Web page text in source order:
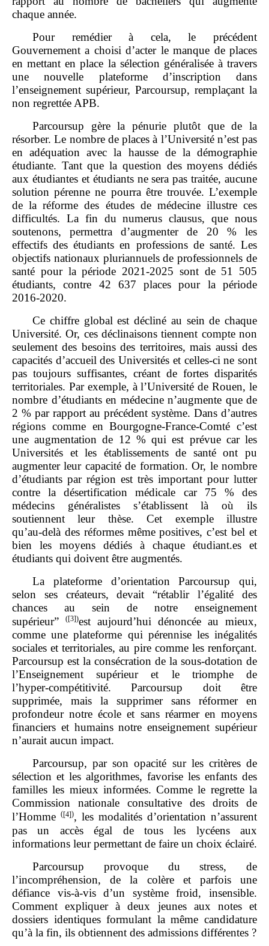
chaque année.
Pour remédier à cela, le précédent
Gouvernement a choisi d’acter le manque de places
en mettant en place la sélection généralisée à travers
une nouvelle plateforme d’inscription dans
l’enseignement supérieur, Parcoursup, remplaçant la
non regrettée APB.
Parcoursup gère la pénurie plutôt que de la
résorber. Le nombre de places à l’Université n’est pas
en adéquation avec la hausse de la démographie
étudiante. Tant que la question des moyens dédiés
aux étudiantes et étudiants ne sera pas traitée, aucune
solution pérenne ne pourra être trouvée. L’exemple
de la réforme des études de médecine illustre ces
difficultés. La fin du numerus clausus, que nous
soutenons, permettra d’augmenter de 20 % les
effectifs des étudiants en professions de santé. Les
objectifs nationaux pluriannuels de professionnels de
santé pour la période 2021‑2025 sont de 51 505
étudiants, contre 42 637 places pour la période
2016‑2020.
Ce chiffre global est décliné au sein de chaque
Université. Or, ces déclinaisons tiennent compte non
seulement des besoins des territoires, mais aussi des
capacités d’accueil des Universités et celles‑ci ne sont
pas toujours suffisantes, créant de fortes disparités
territoriales. Par exemple, à l’Université de Rouen, le
nombre d’étudiants en médecine n’augmente que de
2 % par rapport au précédent système. Dans d’autres
régions comme en Bourgogne‑France‑Comté c’est
une augmentation de 12 % qui est prévue car les
Universités et les établissements de santé ont pu
augmenter leur capacité de formation. Or, le nombre
d’étudiants par région est très important pour lutter
contre la désertification médicale car 75 % des
médecins généralistes s’établissent là où ils
soutiennent leur thèse. Cet exemple illustre
qu’au‑delà des réformes même positives, c’est bel et
bien les moyens dédiés à chaque étudiant.es et
étudiants qui doivent être augmentés.
La plateforme d’orientation Parcoursup qui,
selon ses créateurs, devait “rétablir l’égalité des
chances au sein de notre enseignement
supérieur”
([3])est aujourd’hui dénoncée au mieux,
comme une plateforme qui pérennise les inégalités
sociales et territoriales, au pire comme les renforçant.
Parcoursup est la consécration de la sous‑dotation de
l’Enseignement supérieur et le triomphe de
l’hyper‑compétitivité. Parcoursup doit être
supprimée, mais la supprimer sans réformer en
profondeur notre école et sans réarmer en moyens
financiers et humains notre enseignement supérieur
n’aurait aucun impact.
Parcoursup, par son opacité sur les critères de
sélection et les algorithmes, favorise les enfants des
familles les mieux informées. Comme le regrette la
Commission nationale consultative des droits de
l’Homme ([4]), les modalités d’orientation n’assurent
pas un accès égal de tous les lycéens aux
informations leur permettant de faire un choix éclairé.
Parcoursup provoque du stress, de
l’incompréhension, de la colère et parfois une
défiance vis‑à‑vis d’un système froid, insensible.
Comment expliquer à deux jeunes aux notes et
dossiers identiques formulant la même candidature
qu’à la fin, ils obtiennent des admissions différentes ?